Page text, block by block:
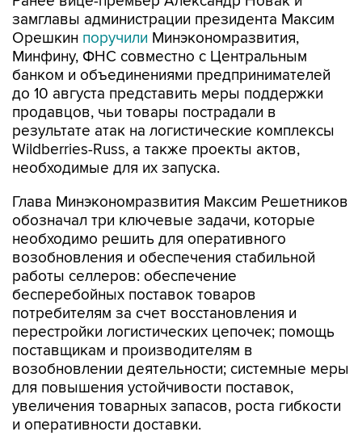
замглавы администрации президента Максим
Орешкин поручили Минэкономразвития,
Минфину, ФНС совместно с Центральным
банком и объединениями предпринимателей
до 10 августа представить меры поддержки
продавцов, чьи товары пострадали в
результате атак на логистические комплексы
Wildberries-Russ, а также проекты актов,
необходимые для их запуска.
Глава Минэкономразвития Максим Решетников
обозначал три ключевые задачи, которые
необходимо решить для оперативного
возобновления и обеспечения стабильной
работы селлеров: обеспечение
бесперебойных поставок товаров
потребителям за счет восстановления и
перестройки логистических цепочек; помощь
поставщикам и производителям в
возобновлении деятельности; системные меры
для повышения устойчивости поставок,
увеличения товарных запасов, роста гибкости
и оперативности доставки.